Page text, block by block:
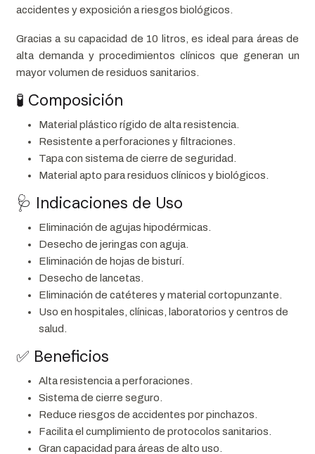
accidentes y exposición a riesgos biológicos.
Gracias a su capacidad de 10 litros, es ideal para áreas de
alta demanda y procedimientos clínicos que generan un
mayor volumen de residuos sanitarios.
🧪 Composición
Material plástico rígido de alta resistencia.
Resistente a perforaciones y filtraciones.
Tapa con sistema de cierre de seguridad.
Material apto para residuos clínicos y biológicos.
🩺 Indicaciones de Uso
Eliminación de agujas hipodérmicas.
Desecho de jeringas con aguja.
Eliminación de hojas de bisturí.
Desecho de lancetas.
Eliminación de catéteres y material cortopunzante.
Uso en hospitales, clínicas, laboratorios y centros de
salud.
✅ Beneficios
Alta resistencia a perforaciones.
Sistema de cierre seguro.
Reduce riesgos de accidentes por pinchazos.
Facilita el cumplimiento de protocolos sanitarios.
Gran capacidad para áreas de alto uso.